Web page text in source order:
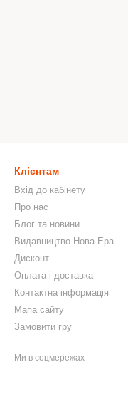
Клієнтам
Вхід до кабінету
Про нас
Блог та новини
Видавництво Нова Ера
Дисконт
Оплата і доставка
Контактна інформація
Мапа сайту
Замовити гру
Ми в соцмережах